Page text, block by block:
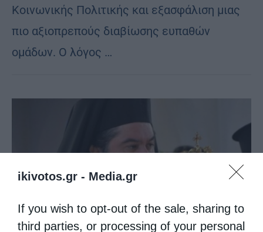
ikivotos.gr - Media.gr
If you wish to opt-out of the sale, sharing to
third parties, or processing of your personal
Κοινωνικής Πολιτικής και εξασφάλιση μιας
πιο αξιοπρεπούς διαβίωσης ευπαθών
ομάδων. Ο λόγος …